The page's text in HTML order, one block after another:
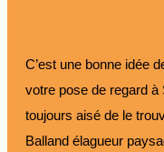
C’est une bonne idée
votre pose de regard à
toujours aisé de le
Balland élagueur